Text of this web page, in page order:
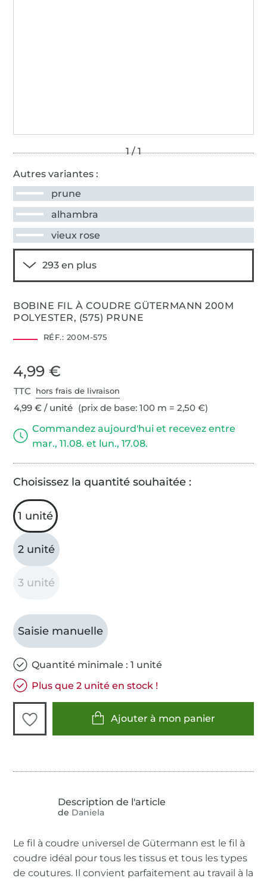
Autres variantes :
prune
alhambra
vieux rose
BOBINE FIL À COUDRE GÜTERMANN 200M
POLYESTER, (575) PRUNE
RÉF.: 200M-575
4,99 €
TTC hors frais de livraison
4,99 € / unité (prix de base: 100 m = 2,50 €)
Commandez aujourd'hui et recevez entre
mar., 11.08. et lun., 17.08.
Choisissez la quantité souhaitée :
1 unité
2 unité
3 unité
Saisie manuelle
Quantité minimale : 1 unité
Plus que 2 unité en stock !
Ajouter à mon panier
de Daniela
Le fil à coudre universel de Gütermann est le fil à
coudre idéal pour tous les tissus et tous les types
de coutures. Il convient parfaitement au travail à la